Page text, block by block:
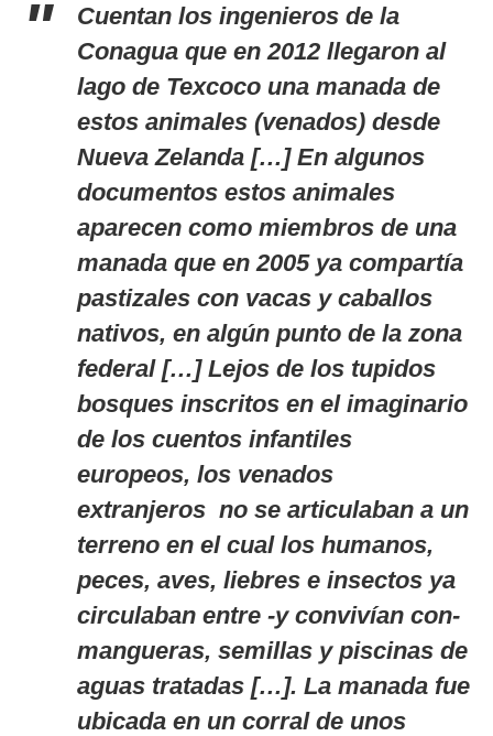
Cuentan los ingenieros de la
Conagua que en 2012 llegaron al
lago de Texcoco una manada de
estos animales (venados) desde
Nueva Zelanda […] En algunos
documentos estos animales
aparecen como miembros de una
manada que en 2005 ya compartía
pastizales con vacas y caballos
nativos, en algún punto de la zona
federal […] Lejos de los tupidos
bosques inscritos en el imaginario
de los cuentos infantiles
europeos, los venados
extranjeros no se articulaban a un
terreno en el cual los humanos,
peces, aves, liebres e insectos ya
circulaban entre -y convivían con-
mangueras, semillas y piscinas de
aguas tratadas […]. La manada fue
ubicada en un corral de unos